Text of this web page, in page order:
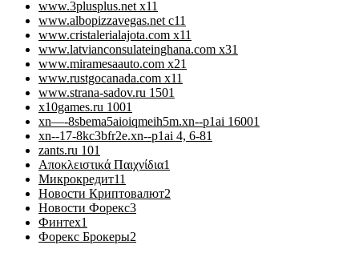
www.3plusplus.net x11
www.albopizzavegas.net c11
www.cristalerialajota.com x11
www.latvianconsulateinghana.com x31
www.miramesaauto.com x21
www.rustgocanada.com x11
www.strana-sadov.ru 1501
x10games.ru 1001
xn—-8sbema5aioiqmeih5m.xn--p1ai 16001
xn--17-8kc3bfr2e.xn--p1ai 4, 6-81
zants.ru 101
Αποκλειστικά Παιχνίδια1
Микрокредит11
Новости Криптовалют2
Новости Форекс3
Финтех1
Форекс Брокеры2